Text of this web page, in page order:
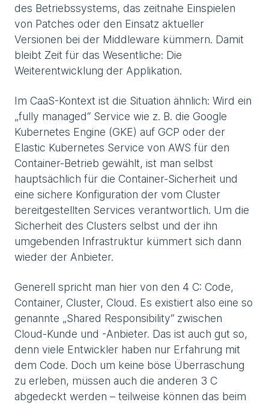
des Betriebssystems, das zeitnahe Einspielen
von Patches oder den Einsatz aktueller
Versionen bei der Middleware kümmern. Damit
bleibt Zeit für das Wesentliche: Die
Weiterentwicklung der Applikation.
Im CaaS-Kontext ist die Situation ähnlich: Wird ein
„fully managed“ Service wie z. B. die Google
Kubernetes Engine (GKE) auf GCP oder der
Elastic Kubernetes Service von AWS für den
Container-Betrieb gewählt, ist man selbst
hauptsächlich für die Container-Sicherheit und
eine sichere Konfiguration der vom Cluster
bereitgestellten Services verantwortlich. Um die
Sicherheit des Clusters selbst und der ihn
umgebenden Infrastruktur kümmert sich dann
wieder der Anbieter.
Generell spricht man hier von den 4 C: Code,
Container, Cluster, Cloud. Es existiert also eine so
genannte „Shared Responsibility“ zwischen
Cloud-Kunde und -Anbieter. Das ist auch gut so,
denn viele Entwickler haben nur Erfahrung mit
dem Code. Doch um keine böse Überraschung
zu erleben, müssen auch die anderen 3 C
abgedeckt werden – teilweise können das beim